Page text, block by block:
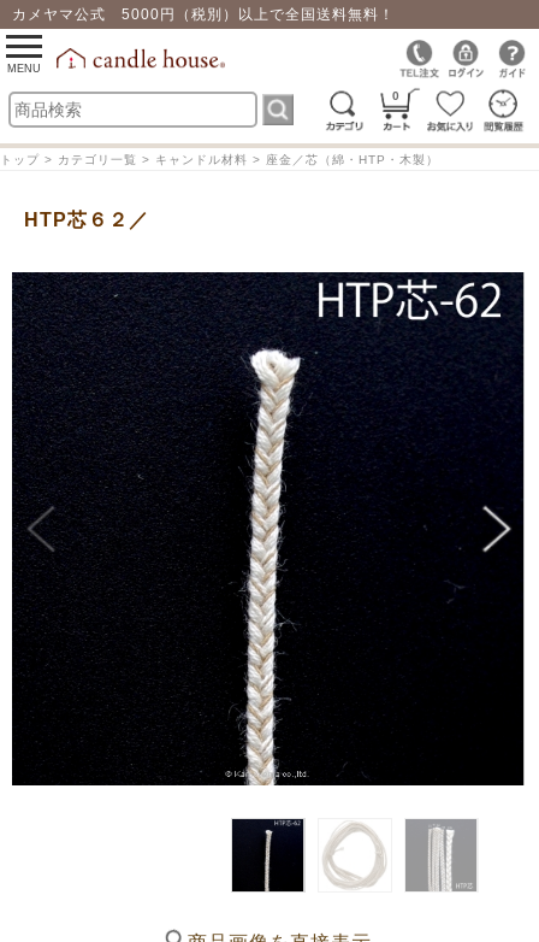
カメヤマ公式 5000円（税別）以上で全国送料無料！
0
toggle
navigation
MENU
トップ > カテゴリ一覧 > キャンドル材料 > 座金／芯（綿・HTP・木製）
HTP芯６２／